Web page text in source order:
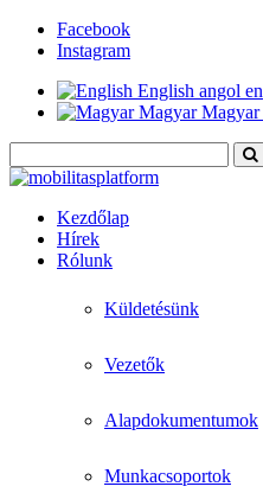
Facebook
Instagram
English angol en
Magyar Magyar
Kezdőlap
Hírek
Rólunk
Küldetésünk
Vezetők
Alapdokumentumok
Munkacsoportok